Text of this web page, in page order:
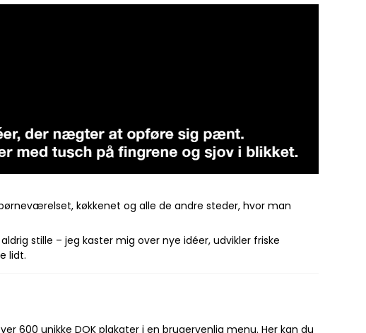
køkkenet og alle de andre steder, hvor man
stille – jeg kaster mig over nye idéer, udvikler friske
lidt.
600 unikke DOK plakater i en brugervenlig menu. Her kan du